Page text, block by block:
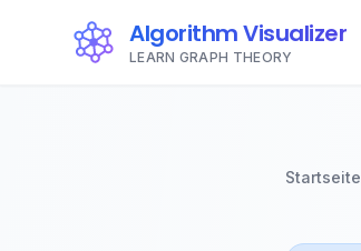
Algorithm Visualizer
LEARN GRAPH THEORY
Startseite